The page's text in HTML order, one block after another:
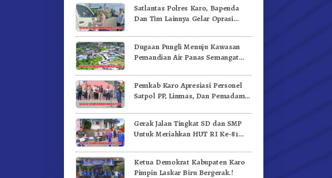
Satlantas Polres Karo, Bapenda
Dan Tim Lainnya Gelar Oprasi
Dugaan Pungli Menuju Kawasan
Pemandian Air Panas Semangat
Videokan!
Pemkab Karo Apresiasi Personel
Satpol PP, Linmas, Dan Pemadam
Gerak Jalan Tingkat SD dan SMP
Untuk Meriahkan HUT RI Ke-81
Ketua Demokrat Kabupaten Karo
Pimpin Laskar Biru Bergerak.!